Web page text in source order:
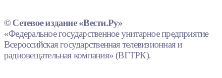
© Сетевое издание «Вести.Ру»
«Федеральное государственное унитарное предприятие
Всероссийская государственная телевизионная и
радиовещательная компания» (ВГТРК).